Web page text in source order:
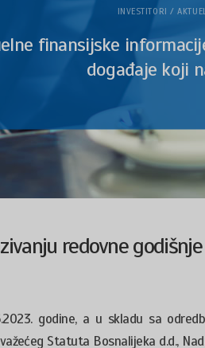
INVESTITORI /
finansijske
događaje koji
redovne
godine, a u skladu sa
Statuta Bosnalijeka d.d.,